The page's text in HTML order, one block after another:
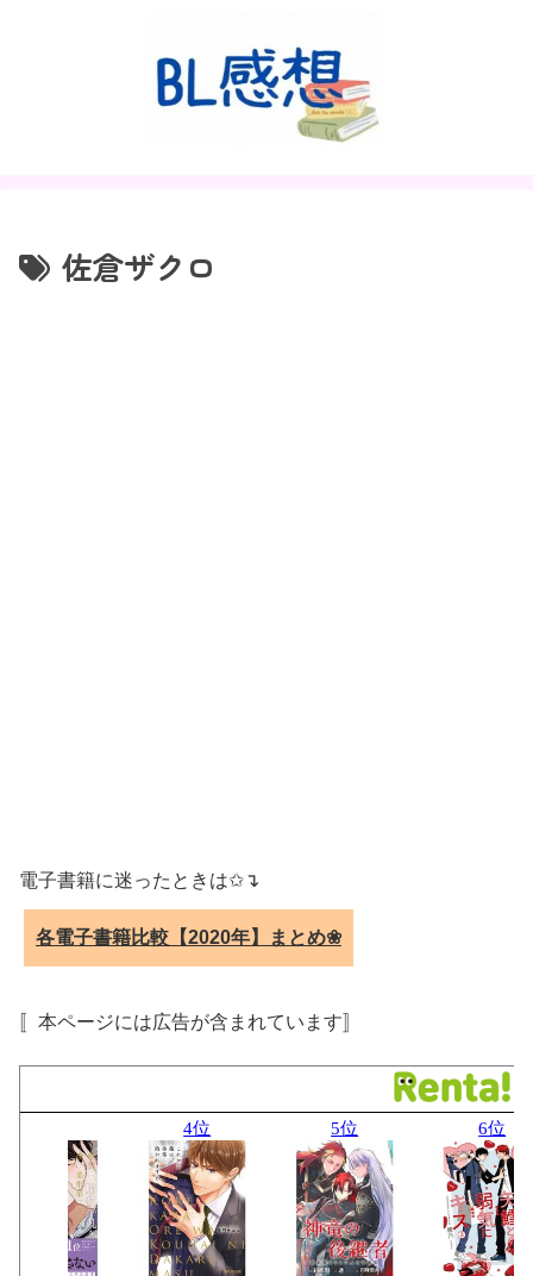
佐倉ザクロ
電子書籍に迷ったときは✩↴
各電子書籍比較【2020年】まとめ❀
〚本ページには広告が含まれています〛